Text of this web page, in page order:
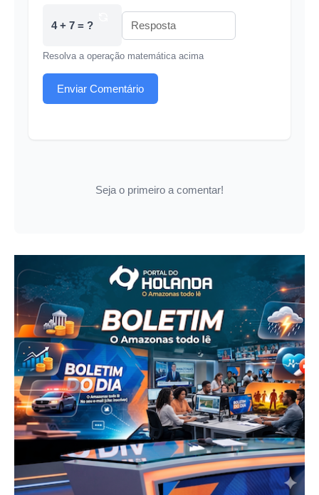
4 + 7 = ?
Resolva a operação matemática acima
Enviar Comentário
Seja o primeiro a comentar!